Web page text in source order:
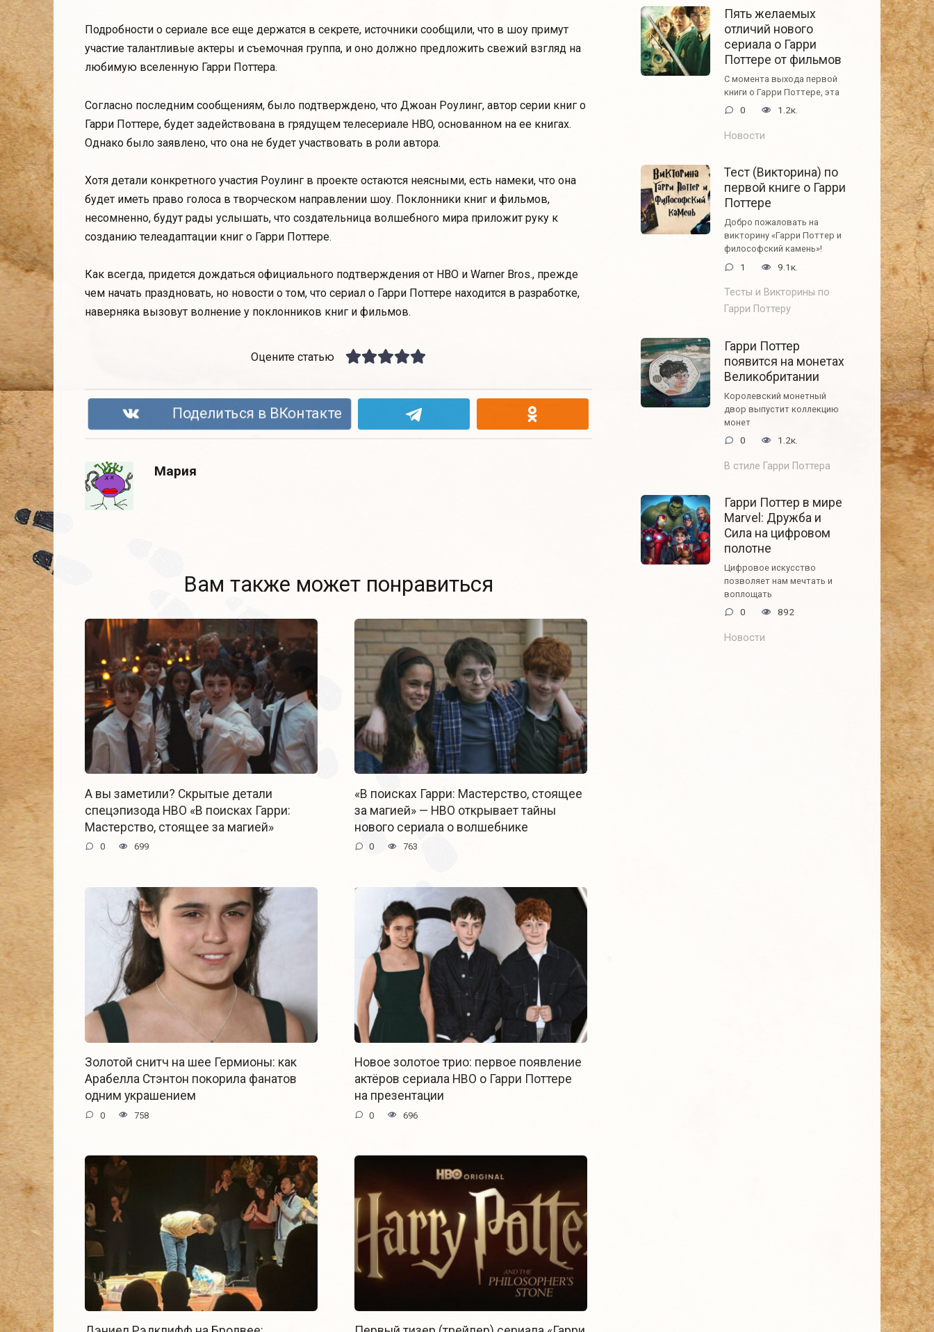
Подробности о сериале все еще держатся в секрете, источники сообщили, что в шоу примут
участие талантливые актеры и съемочная группа, и оно должно предложить свежий взгляд на
любимую вселенную Гарри Поттера.
Согласно последним сообщениям, было подтверждено, что Джоан Роулинг, автор серии книг о
Гарри Поттере, будет задействована в грядущем телесериале HBO, основанном на ее книгах.
Однако было заявлено, что она не будет участвовать в роли автора.
Хотя детали конкретного участия Роулинг в проекте остаются неясными, есть намеки, что она
будет иметь право голоса в творческом направлении шоу. Поклонники книг и фильмов,
несомненно, будут рады услышать, что создательница волшебного мира приложит руку к
созданию телеадаптации книг о Гарри Поттере.
Как всегда, придется дождаться официального подтверждения от HBO и Warner Bros., прежде
чем начать праздновать, но новости о том, что сериал о Гарри Поттере находится в разработке,
наверняка вызовут волнение у поклонников книг и фильмов.
Оцените статью
Поделиться в ВКонтакте
Мария
Вам также может понравиться
А вы заметили? Скрытые детали
спецэпизода HBO «В поисках Гарри:
Мастерство, стоящее за магией»
0 699
«В поисках Гарри: Мастерство, стоящее
за магией» — HBO открывает тайны
нового сериала о волшебнике
0 763
Золотой снитч на шее Гермионы: как
Арабелла Стэнтон покорила фанатов
одним украшением
0 758
Новое золотое трио: первое появление
актёров сериала HBO о Гарри Поттере
на презентации
0 696
Пять желаемых
отличий нового
сериала о Гарри
Поттере от фильмов
С момента выхода первой
книги о Гарри Поттере, эта
0 1.2к.
Новости
Тест (Викторина) по
первой книге о Гарри
Поттере
Добро пожаловать на
викторину «Гарри Поттер и
философский камень»!
1 9.1к.
Тесты и Викторины по
Гарри Поттеру
Гарри Поттер
появится на монетах
Великобритании
Королевский монетный
двор выпустит коллекцию
монет
0 1.2к.
В стиле Гарри Поттера
Гарри Поттер в мире
Marvel: Дружба и
Сила на цифровом
полотне
Цифровое искусство
позволяет нам мечтать и
воплощать
0 892
Новости